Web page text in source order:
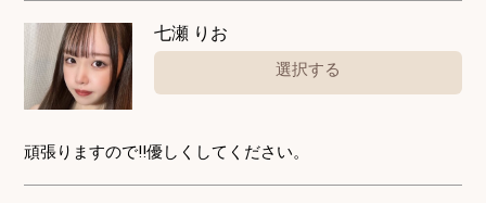
頑張りますので!!優しくしてください。
七瀬 りお
選択する